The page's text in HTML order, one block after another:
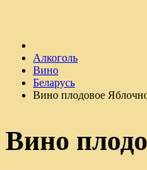
Алкоголь
Вино
Беларусь
Вино плодовое
Вино